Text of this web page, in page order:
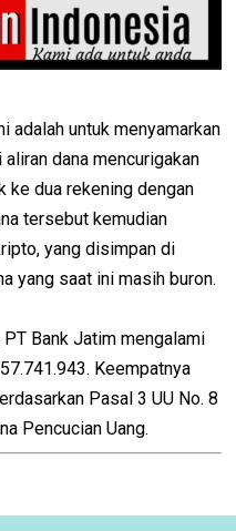
adalah untuk menyamarkan
dana mencurigakan
ke dua rekening dengan
tersebut kemudian
yang disimpan di
yang saat ini masih buron.
Bank Jatim mengalami
Keempatnya
Pasal 3 UU No. 8
Pencucian Uang.